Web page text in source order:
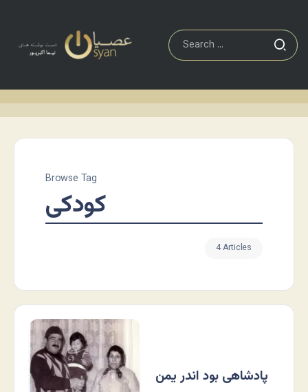
Browse Tag
کودکی
4 Articles
پادشاهی بود اندر یمن